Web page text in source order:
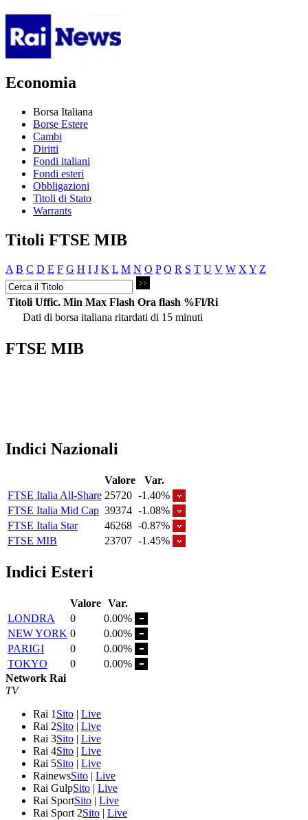
Economia
Borsa Italiana
Borse Estere
Cambi
Diritti
Fondi italiani
Fondi esteri
Obbligazioni
Titoli di Stato
Warrants
Titoli FTSE MIB
A B C D E F G H I J K L M N O P Q R S T U V W X Y Z
Titoli Uffic. Min Max Flash Ora flash %Fl/Ri
Dati di borsa italiana ritardati di 15 minuti
FTSE MIB
Indici Nazionali
Valore
Var.
FTSE Italia All-Share 25720 -1.40%
FTSE Italia Mid Cap 39374 -1.08%
FTSE Italia Star
46268 -0.87%
FTSE MIB
23707 -1.45%
Indici Esteri
Valore Var.
LONDRA
0
0.00%
NEW YORK 0
0.00%
PARIGI
0
0.00%
TOKYO
0
0.00%
Network Rai
TV
Rai 1 Sito | Live
Rai 2Sito | Live
Rai 3Sito | Live
Rai 4Sito | Live
Rai 5Sito | Live
RainewsSito | Live
Rai GulpSito | Live
Rai SportSito | Live
Rai Sport 2Sito | Live